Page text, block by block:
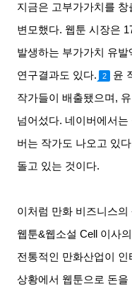
지금은 고부가가치를
변모했다. 웹툰 시장은
발생하는 부가가치 유발
연구결과도 있다. 2
윤
작가들이 배출됐으며 ,
넘어섰다. 네이버에서는
버는 작가도 나오고 있다
돌고 있는 것이다.
이처럼 만화 비즈니스
웹툰&웹소설 Cell 이사
전통적인 만화산업이
상황에서 웹툰으로 돈